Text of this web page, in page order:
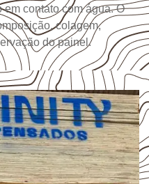
contato com água. O
colagem,
do painel.